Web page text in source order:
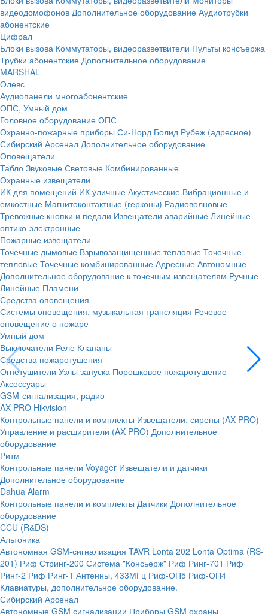
видеодомофонов Дополнительное оборудование Аудиотрубки
абонентские
Цифрал
Блоки вызова Коммутаторы, видеоразветвители Пульты консъержа
Трубки абонентские Дополнительное оборудование
MARSHAL
Олевс
Аудиопанели многоабонентские
ОПС, Умный дом
Головное оборудование ОПС
Охранно-пожарные приборы Си-Норд Болид Рубеж (адресное)
Сибирский Арсенал Дополнительное оборудование
Оповещатели
Табло Звуковые Световые Комбинированные
Охранные извещатели
ИК для помещений ИК уличные Акустические Вибрационные и
емкостные Магнитоконтактные (герконы) Радиоволновые
Тревожные кнопки и педали Извещатели аварийные Линейные
оптико-электронные
Пожарные извещатели
Точечные дымовые Взрывозащищенные тепловые Точечные
тепловые Точечные комбинированные Адресные Автономные
Дополнительное оборудование к точечным извещателям Ручные
Линейные Пламени
Средства оповещения
Системы оповещения, музыкальная трансляция Речевое
оповещение о пожаре
Умный дом
Выключатели Реле Клапаны
Средства пожаротушения
Огнетушители Узлы запуска Порошковое пожаротушение
Аксессуары
GSM-сигнализация, радио
AX PRO Hikvision
Контрольные панели и комплекты Извещатели, сирены (AX PRO)
Управление и расширители (AX PRO) Дополнительное
оборудование
Ритм
Контрольные панели Voyager Извещатели и датчики
Дополнительное оборудование
Dahua Alarm
Контрольные панели и комплекты Датчики Дополнительное
оборудование
CCU (R&DS)
Альтоника
Автономная GSM-сигнализация TAVR Lonta 202 Lonta Optima (RS-
201) Риф Стринг-200 Система "Консьерж" Риф Ринг-701 Риф
Ринг-2 Риф Ринг-1 Антенны, 433МГц Риф-ОП5 Риф-ОП4
Клавиатуры, дополнительное оборудование.
Сибирский Арсенал
Автономные GSM сигнализации Приборы GSM охраны